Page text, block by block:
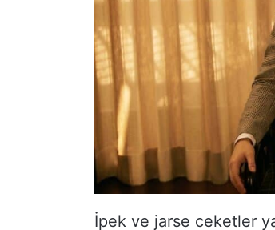
İpek ve jarse ceketler